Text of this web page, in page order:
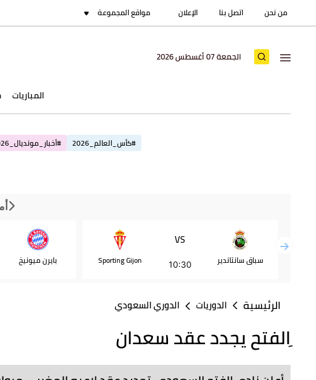
من نحن اتصل بنا الإعلان مواقع المجموعة
الجمعة 07 أغسطس 2026
المباريات
#كأس_العالم_2026 #أخبار_مونديال_2026
سباق سانتاندير
VS
10:30
Sporting Gijon بايرن ميونيخ
الرئيسية الدوريات الدوري السعودي
ِالفتح يجدد عقد سعدان